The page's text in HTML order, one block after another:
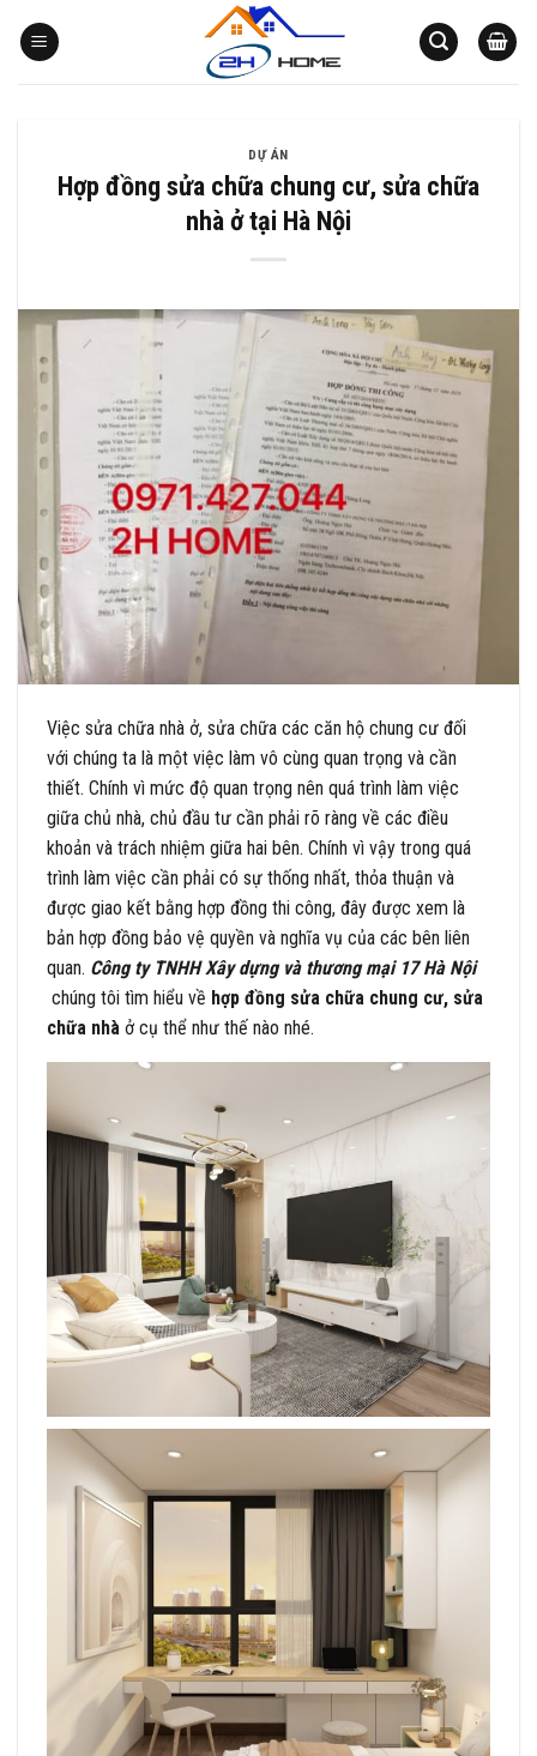
qua
DỰ ÁN
Hợp đồng sửa chữa chung cư, sửa chữa
nhà ở tại Hà Nội
Việc sửa chữa nhà ở, sửa chữa các căn hộ chung cư đối
với chúng ta là một việc làm vô cùng quan trọng và cần
thiết. Chính vì mức độ quan trọng nên quá trình làm việc
giữa chủ nhà, chủ đầu tư cần phải rõ ràng về các điều
khoản và trách nhiệm giữa hai bên. Chính vì vậy trong quá
trình làm việc cần phải có sự thống nhất, thỏa thuận và
được giao kết bằng hợp đồng thi công, đây được xem là
bản hợp đồng bảo vệ quyền và nghĩa vụ của các bên liên
quan. Công ty TNHH Xây dựng và thương mại 17 Hà Nội
chúng tôi tìm hiểu về hợp đồng sửa chữa chung cư, sửa
chữa nhà ở cụ thể như thế nào nhé.